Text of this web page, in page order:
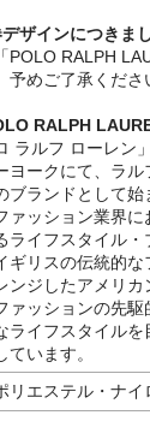
ザインにつきま
POLO RALPH
予めご了承くださ
RALPH
ラルフ ローレン
ヨークにて、ラ
ブランドとして
ァッション業界
ライフスタイル
ギリスの伝統的
ンジしたアメリ
ァッションの先
ライフスタイル
ています。
リエステル・ナイ